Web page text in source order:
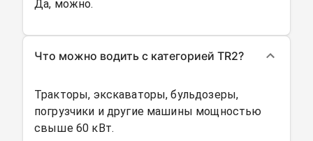
Да, можно.
Что можно водить с категорией TR2?
Тракторы, экскаваторы, бульдозеры,
погрузчики и другие машины мощностью
свыше 60 кВт.